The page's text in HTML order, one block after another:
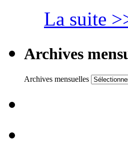
La suite
Archives
Archives mensuelles